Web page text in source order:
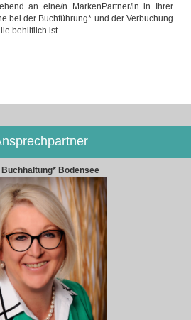
an eine/n MarkenPartner/in in Ihrer
bei der Buchführung* und der Verbuchung
behilflich ist.
Buchhaltung* Bodensee